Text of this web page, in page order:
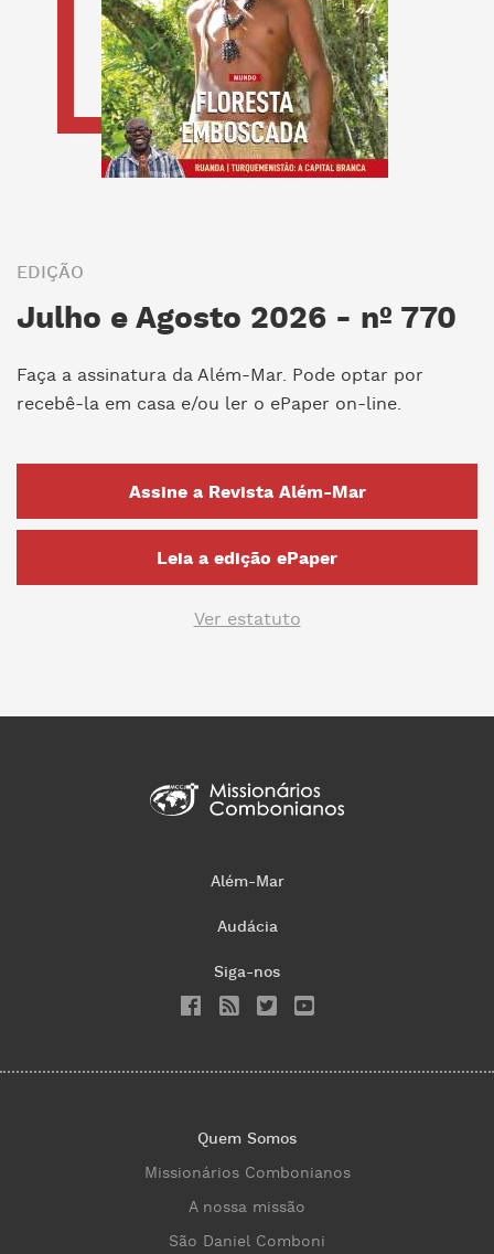
EDIÇÃO
Julho e Agosto 2026 - nº 770
Faça a assinatura da Além-Mar. Pode optar por
recebê-la em casa e/ou ler o ePaper on-line.
Assine a Revista Além-Mar
Leia a edição ePaper
Ver estatuto
Além-Mar
Audácia
Siga-nos
Quem Somos
Missionários Combonianos
A nossa missão
São Daniel Comboni